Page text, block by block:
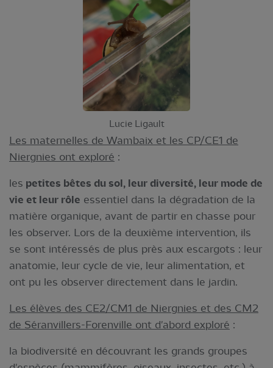
Lucie Ligault
Les maternelles de Wambaix et les CP/CE1 de
Niergnies ont exploré :
les petites bêtes du sol, leur diversité, leur mode de
vie et leur rôle essentiel dans la dégradation de la
matière organique, avant de partir en chasse pour
les observer. Lors de la deuxième intervention, ils
se sont intéressés de plus près aux escargots : leur
anatomie, leur cycle de vie, leur alimentation, et
ont pu les observer directement dans le jardin.
Les élèves des CE2/CM1 de Niergnies et des CM2
de Séranvillers-Forenville ont d'abord exploré :
la biodiversité en découvrant les grands groupes